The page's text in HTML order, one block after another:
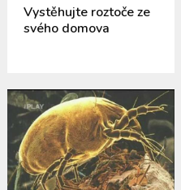
Vystěhujte roztoče ze
svého domova